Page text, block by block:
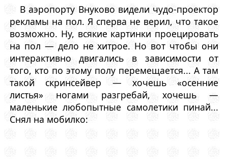
В аэропорту Внуково видели чудо-проектор
рекламы на пол. Я сперва не верил, что такое
возможно. Ну, всякие картинки проецировать
на пол — дело не хитрое. Но вот чтобы они
интерактивно двигались в зависимости от
того, кто по этому полу перемещается... А там
такой скринсейвер — хочешь «осенние
листья» ногами разгребай, хочешь —
маленькие любопытные самолетики пинай...
Снял на мобилко: